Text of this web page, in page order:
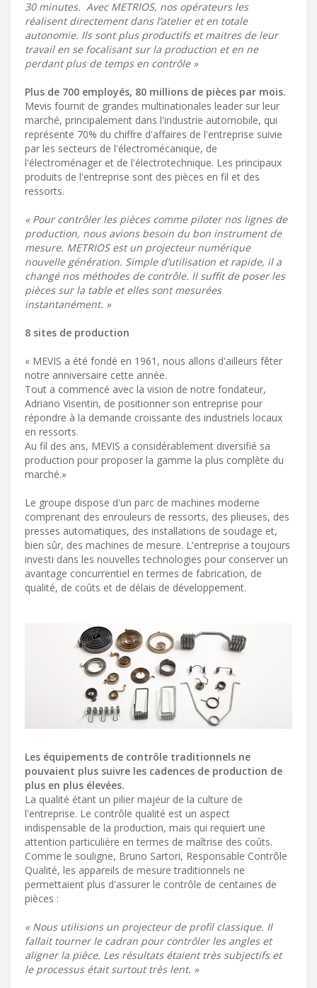
30 minutes. Avec METRIOS, nos opérateurs les
réalisent directement dans l’atelier et en totale
autonomie. Ils sont plus productifs et maitres de leur
travail en se focalisant sur la production et en ne
perdant plus de temps en contrôle »
Plus de 700 employés, 80 millions de pièces par mois.
Mevis fournit de grandes multinationales leader sur leur
marché, principalement dans l'industrie automobile, qui
représente 70% du chiffre d'affaires de l'entreprise suivie
par les secteurs de l'électromécanique, de
l'électroménager et de l'électrotechnique. Les principaux
produits de l'entreprise sont des pièces en fil et des
ressorts.
« Pour contrôler les pièces comme piloter nos lignes de
production, nous avions besoin du bon instrument de
mesure. METRIOS est un projecteur numérique
nouvelle génération. Simple d’utilisation et rapide, il a
changé nos méthodes de contrôle. Il suffit de poser les
pièces sur la table et elles sont mesurées
instantanément. »
8 sites de production
« MEVIS a été fondé en 1961, nous allons d'ailleurs fêter
notre anniversaire cette année.
Tout a commencé avec la vision de notre fondateur,
Adriano Visentin, de positionner son entreprise pour
répondre à la demande croissante des industriels locaux
en ressorts.
Au fil des ans, MEVIS a considérablement diversifié sa
production pour proposer la gamme la plus complète du
marché.»
Le groupe dispose d'un parc de machines moderne
comprenant des enrouleurs de ressorts, des plieuses, des
presses automatiques, des installations de soudage et,
bien sûr, des machines de mesure. L'entreprise a toujours
investi dans les nouvelles technologies pour conserver un
avantage concurrentiel en termes de fabrication, de
qualité, de coûts et de délais de développement.
Les équipements de contrôle traditionnels ne
pouvaient plus suivre les cadences de production de
plus en plus élevées.
La qualité étant un pilier majeur de la culture de
l'entreprise. Le contrôle qualité est un aspect
indispensable de la production, mais qui requiert une
attention particulière en termes de maîtrise des coûts.
Comme le souligne, Bruno Sartori, Responsable Contrôle
Qualité, les appareils de mesure traditionnels ne
permettaient plus d'assurer le contrôle de centaines de
pièces :
« Nous utilisions un projecteur de profil classique. Il
fallait tourner le cadran pour contrôler les angles et
aligner la pièce. Les résultats étaient très subjectifs et
le processus était surtout très lent. »